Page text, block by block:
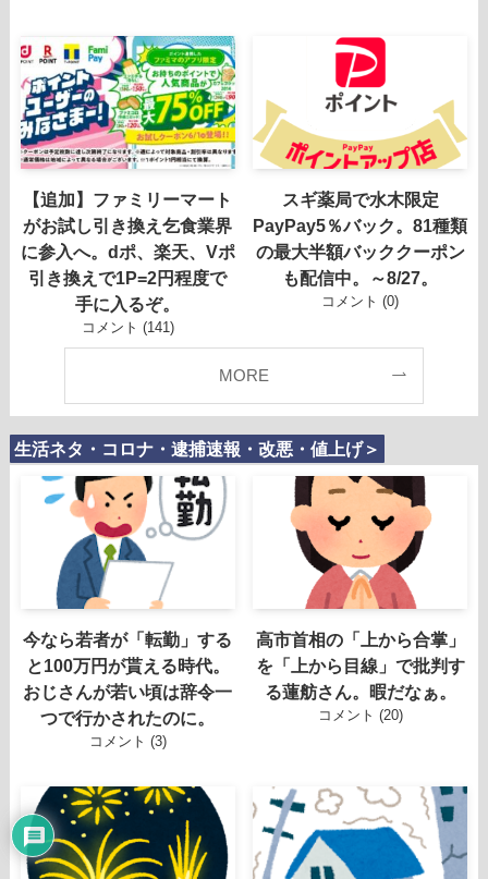
【追加】ファミリーマート
がお試し引き換え乞食業界
に参入へ。dポ、楽天、Vポ
引き換えで1P=2円程度で
手に入るぞ。
コメント (141)
スギ薬局で水木限定
PayPay5％バック。81種類
の最大半額バッククーポン
も配信中。～8/27。
コメント (0)
MORE
生活ネタ・コロナ・逮捕速報・改悪・値上げ＞
今なら若者が「転勤」する
と100万円が貰える時代。
おじさんが若い頃は辞令一
つで行かされたのに。
コメント (3)
高市首相の「上から合掌」
を「上から目線」で批判す
る蓮舫さん。暇だなぁ。
コメント (20)